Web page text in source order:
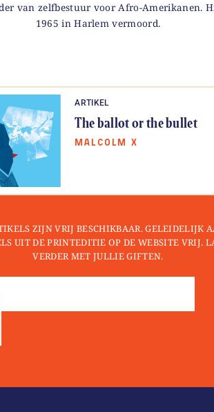
van zelfbestuur voor Afro-Amerikanen.
1965 in Harlem vermoord.
ARTIKEL
The ballot or the bullet
MALCOLM X
ZIJN VRIJ BESCHIKBAAR. GELEIDELIJK
UIT DE PRINTEDITIE OP DE WEBSITE VRIJ.
VERDER MET JULLIE GIFTEN.